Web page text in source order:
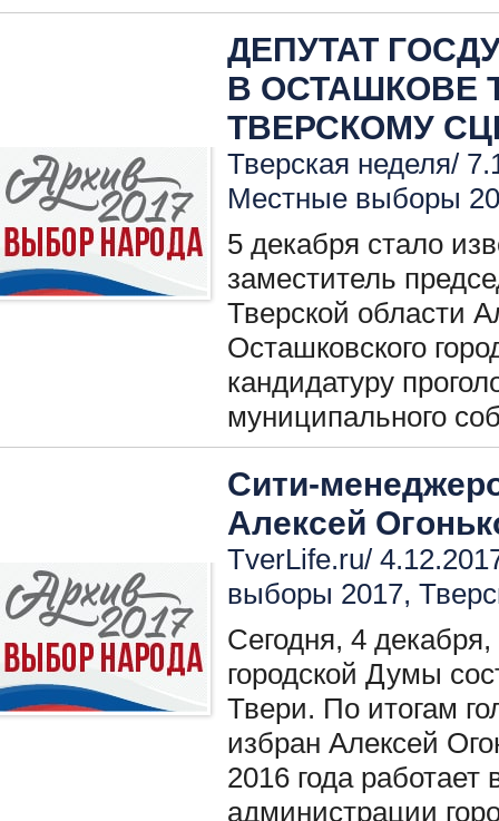
ДЕПУТАТ
В ОСТАШКОВЕ
ТВЕРСКОМУ
Тверская неделя/
Местные выборы
5 декабря стало
заместитель
Тверской области
Осташковского
кандидатуру
муниципального
Сити-
Алексей
TverLife.ru/
выборы 2017,
Сегодня, 4
городской Думы
Твери. По итогам
избран Алексей
2016 года работает
администрации